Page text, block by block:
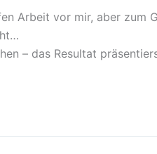
Arbeit vor mir, aber
– das Resultat